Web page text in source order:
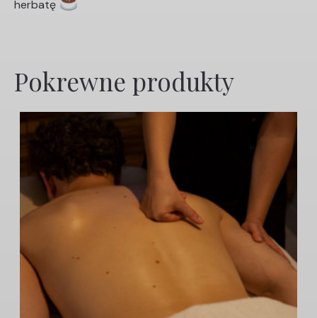
herbatę
Pokrewne produkty